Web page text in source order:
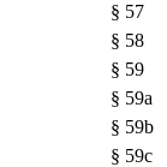
§ 57
§ 58
§ 59
§ 59a
§ 59b
§ 59c